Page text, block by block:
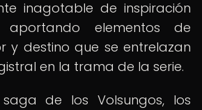
inagotable de inspiración
aportando elementos de
y destino que se entrelazan
en la trama de la serie.
de los Volsungos, los